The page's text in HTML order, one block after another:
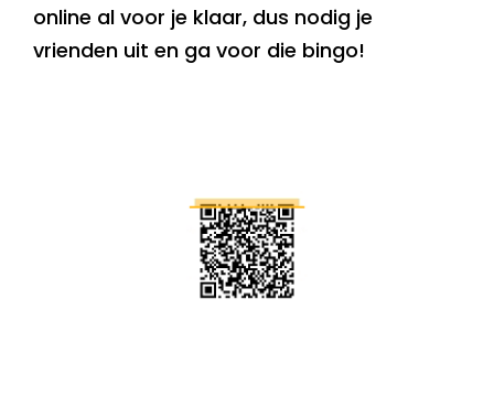
online al voor je klaar, dus nodig je
vrienden uit en ga voor die bingo!